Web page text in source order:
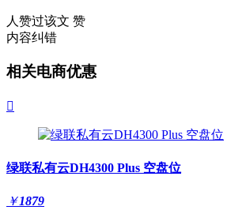
人赞过该文 赞
内容纠错
相关电商优惠

绿联私有云DH4300 Plus 空盘位
￥1879